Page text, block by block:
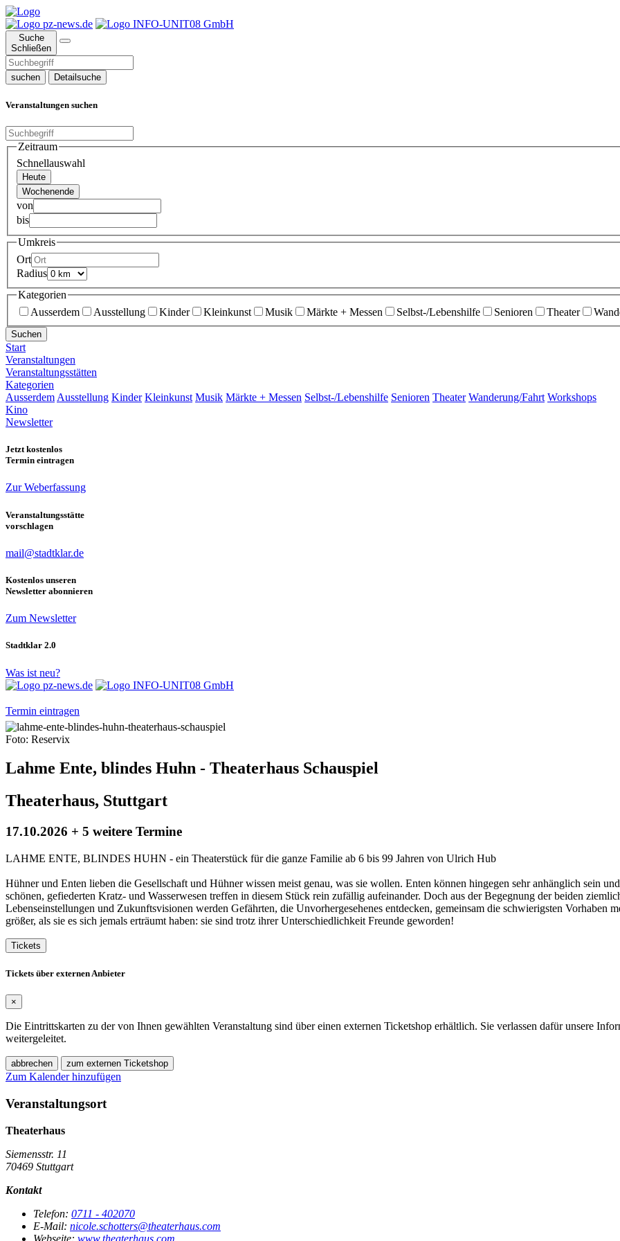
Suche
Schließen
suchen Detailsuche
Veranstaltungen suchen
Zeitraum
Schnellauswahl
Heute
Wochenende
von
bis
Umkreis
Ort
Radius
Kategorien
Ausserdem
Ausstellung Kinder Kleinkunst Musik Märkte + Messen Selbst-/Lebenshilfe Senioren Theater
Suchen
Start
Veranstaltungen
Veranstaltungsstätten
Kategorien
Ausserdem Ausstellung Kinder Kleinkunst Musik Märkte + Messen Selbst-/Lebenshilfe Senioren Theater Wanderung/Fahrt Workshops
Kino
Newsletter
Jetzt kostenlos
Termin eintragen
Zur Weberfassung
Veranstaltungsstätte
vorschlagen
mail@stadtklar.de
Kostenlos unseren
Newsletter abonnieren
Zum Newsletter
Stadtklar 2.0
Was ist neu?
Termin eintragen
Foto: Reservix
Lahme Ente, blindes Huhn - Theaterhaus Schauspiel
Theaterhaus, Stuttgart
17.10.2026 + 5 weitere Termine
LAHME ENTE, BLINDES HUHN - ein Theaterstück für die ganze Familie ab 6 bis 99 Jahren von Ulrich Hub
Hühner und Enten lieben die Gesellschaft und Hühner wissen meist genau, was sie wollen. Enten können hingegen sehr anhänglich sein
schönen, gefiederten Kratz- und Wasserwesen treffen in diesem Stück rein zufällig aufeinander. Doch aus der Begegnung der beiden
Lebenseinstellungen und Zukunftsvisionen werden Gefährten, die Unvorhergesehenes entdecken, gemeinsam die schwierigsten Vorhaben
größer, als sie es sich jemals erträumt haben: sie sind trotz ihrer Unterschiedlichkeit Freunde geworden!
Tickets
Tickets über externen Anbieter
×
Die Eintrittskarten zu der von Ihnen gewählten Veranstaltung sind über einen externen Ticketshop erhältlich. Sie verlassen dafür unsere
weitergeleitet.
abbrechen zum externen Ticketshop
Zum Kalender hinzufügen
Veranstaltungsort
Theaterhaus
Siemensstr. 11
70469 Stuttgart
Kontakt
Telefon: 0711 - 402070
E-Mail: nicole.schotters@theaterhaus.com
Webseite: www.theaterhaus.com